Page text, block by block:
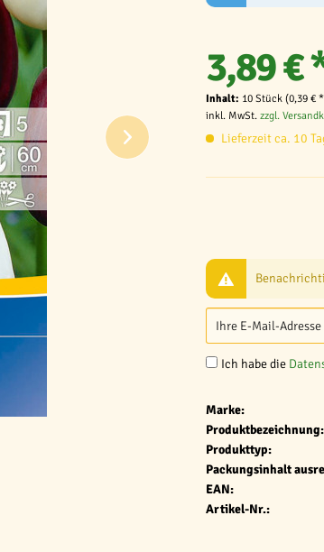
Ich habe die
Marke:
Produktbezeichnung:
Produkttyp:
Packungsinhalt
EAN:
Artikel-Nr.:
3,89 €
Inhalt: 10 Stück (0,39 €
inkl. MwSt. zzgl.
Lieferzeit ca. 10